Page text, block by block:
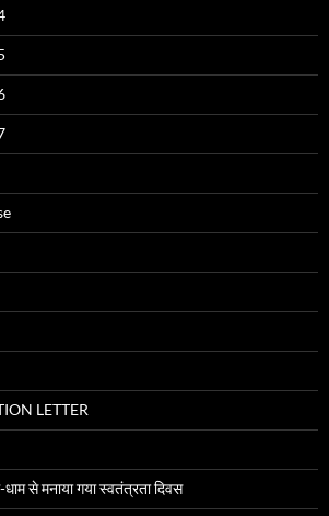
LETTER
धाम से मनाया गया स्वतंत्रता दिवस